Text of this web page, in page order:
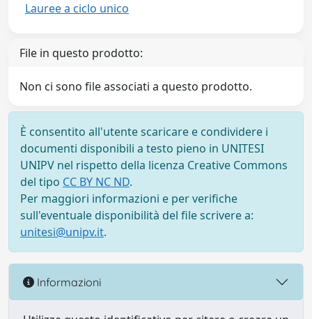
Lauree a ciclo unico
File in questo prodotto:
Non ci sono file associati a questo prodotto.
È consentito all'utente scaricare e condividere i
documenti disponibili a testo pieno in UNITESI
UNIPV nel rispetto della licenza Creative Commons
del tipo CC BY NC ND.
Per maggiori informazioni e per verifiche
sull'eventuale disponibilità del file scrivere a:
unitesi@unipv.it.
Informazioni